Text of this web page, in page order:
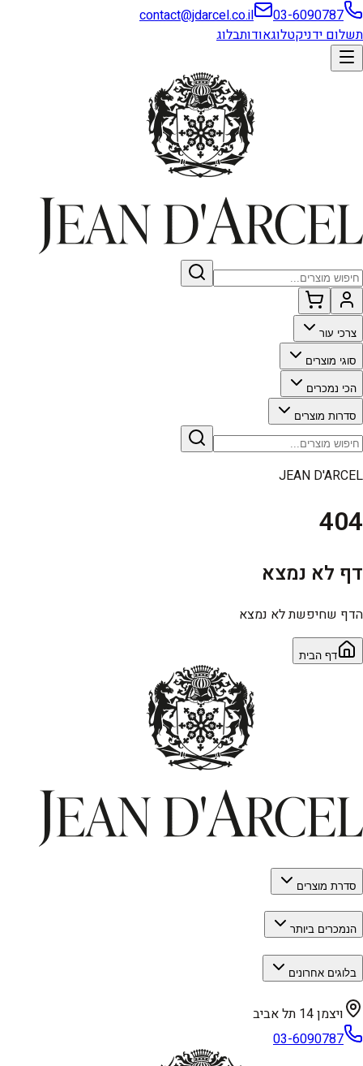
03-6090787
contact@jdarcel.co.il
תשלום ידניקטלוגאודותבלוג
צרכי עור
סוגי מוצרים
הכי נמכרים
סדרות מוצרים
JEAN D'ARCEL
404
דף לא נמצא
הדף שחיפשת לא נמצא
דף הבית
סדרת מוצרים
הנמכרים ביותר
בלוגים אחרונים
ויצמן 14 תל אביב
03-6090787